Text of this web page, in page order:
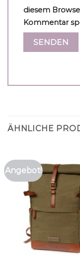
diesem
Kommentar
ÄHNLICHE
Angebot!